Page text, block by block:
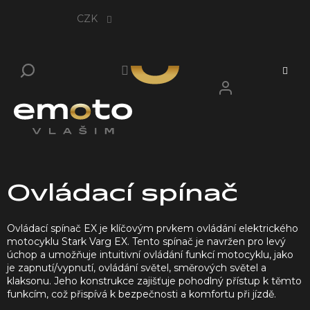
CZK
Ovládací spínač
Ovládací spínač EX je klíčovým prvkem ovládání elektrického
motocyklu Stark Varg EX. Tento spínač je navržen pro levý
úchop a umožňuje intuitivní ovládání funkcí motocyklu, jako
je zapnutí/vypnutí, ovládání světel, směrových světel a
klaksonu. Jeho konstrukce zajišťuje pohodlný přístup k těmto
funkcím, což přispívá k bezpečnosti a komfortu při jízdě.